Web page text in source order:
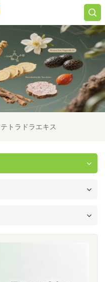
トラドラエキス